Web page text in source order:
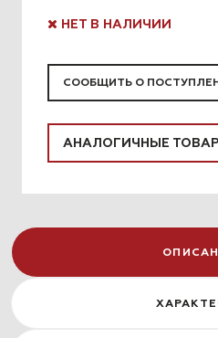
НЕТ В НАЛИЧИИ
СООБЩИТЬ О
АНАЛОГИЧНЫЕ